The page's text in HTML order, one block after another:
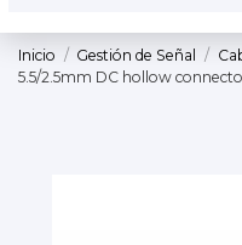
Inicio Gestión de Señal
5.5/2.5mm DC hollow